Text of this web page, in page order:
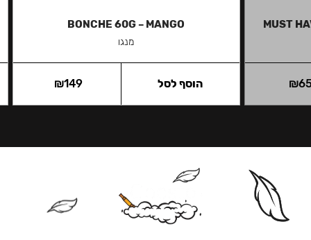
MUST
₪
BONCHE 60G – MANGO
מנגו
₪149 הוסף לסל